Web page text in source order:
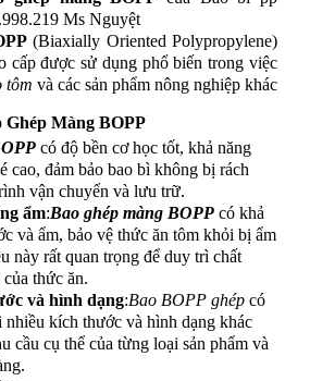
Ms Nguyệt
(Biaxially Oriented Polypropylene)
cấp được sử dụng phổ biến trong việc
tôm và các sản phẩm nông nghiệp khác
Ghép Màng BOPP
có độ bền cơ học tốt, khả năng
cao, đảm bảo bao bì không bị rách
vận chuyển và lưu trữ.
ẩm:Bao ghép màng BOPP có khả
và ẩm, bảo vệ thức ăn tôm khỏi bị ẩm
này rất quan trọng để duy trì chất
thức ăn.
và hình dạng:Bao BOPP ghép có
nhiều kích thước và hình dạng khác
cầu cụ thể của từng loại sản phẩm và